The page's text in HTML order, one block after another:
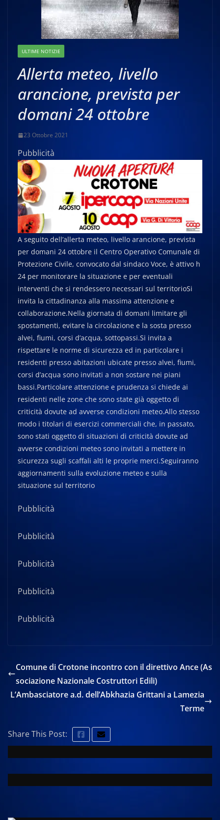
ULTIME NOTIZIE
Allerta meteo, livello
arancione, prevista per
domani 24 ottobre
23 Ottobre 2021
Pubblicità
A seguito dell’allerta meteo, livello arancione, prevista
per domani 24 ottobre il Centro Operativo Comunale di
Protezione Civile, convocato dal sindaco Voce, è attivo h
24 per monitorare la situazione e per eventuali
interventi che si rendessero necessari sul territorioSi
invita la cittadinanza alla massima attenzione e
collaborazione.Nella giornata di domani limitare gli
spostamenti, evitare la circolazione e la sosta presso
alvei, fiumi, corsi d’acqua, sottopassi.Si invita a
rispettare le norme di sicurezza ed in particolare i
residenti presso abitazioni ubicate presso alvei, fiumi,
corsi d’acqua sono invitati a non sostare nei piani
bassi.Particolare attenzione e prudenza si chiede ai
residenti nelle zone che sono state già oggetto di
criticità dovute ad avverse condizioni meteo.Allo stesso
modo i titolari di esercizi commerciali che, in passato,
sono stati oggetto di situazioni di criticità dovute ad
avverse condizioni meteo sono invitati a mettere in
sicurezza sugli scaffali alti le proprie merci.Seguiranno
aggiornamenti sulla evoluzione meteo e sulla
situazione sul territorio
Pubblicità
Pubblicità
Pubblicità
Pubblicità
Pubblicità
Comune di Crotone incontro con il direttivo Ance (As
sociazione Nazionale Costruttori Edili)
L’Ambasciatore a.d. dell’Abkhazia Grittani a Lamezia
Terme
Share This Post: